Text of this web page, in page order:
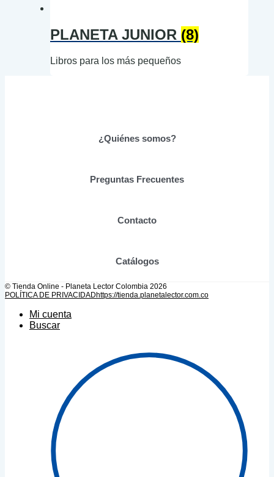
PLANETA JUNIOR (8)
Libros para los más pequeños
¿Quiénes somos?
Preguntas Frecuentes
Contacto
Catálogos
© Tienda Online - Planeta Lector Colombia 2026
POLÍTICA DE PRIVACIDADhttps://tienda.planetalector.com.co
Mi cuenta
Buscar